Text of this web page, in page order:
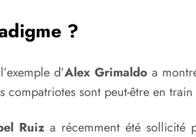
?
d’Alex Grimaldo a
sont peut-être en
Ruiz a récemment été sollicité